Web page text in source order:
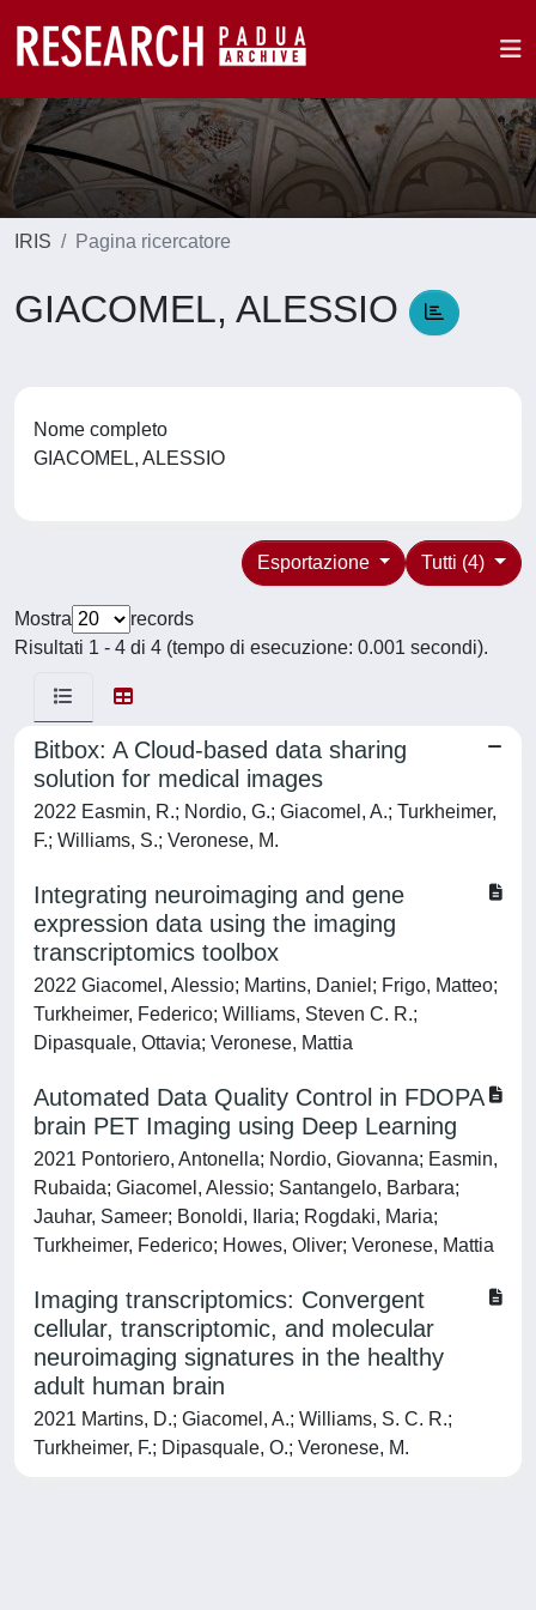
IRIS Pagina ricercatore
GIACOMEL, ALESSIO
Nome completo
GIACOMEL, ALESSIO
Tutti (4)
Esportazione
Mostra
records
Risultati 1 - 4 di 4 (tempo di esecuzione: 0.001 secondi).
Bitbox: A Cloud-based data sharing
solution for medical images
2022 Easmin, R.; Nordio, G.; Giacomel, A.; Turkheimer,
F.; Williams, S.; Veronese, M.
Integrating neuroimaging and gene
expression data using the imaging
transcriptomics toolbox
2022 Giacomel, Alessio; Martins, Daniel; Frigo, Matteo;
Turkheimer, Federico; Williams, Steven C. R.;
Dipasquale, Ottavia; Veronese, Mattia
Automated Data Quality Control in FDOPA
brain PET Imaging using Deep Learning
2021 Pontoriero, Antonella; Nordio, Giovanna; Easmin,
Rubaida; Giacomel, Alessio; Santangelo, Barbara;
Jauhar, Sameer; Bonoldi, Ilaria; Rogdaki, Maria;
Turkheimer, Federico; Howes, Oliver; Veronese, Mattia
Imaging transcriptomics: Convergent
cellular, transcriptomic, and molecular
neuroimaging signatures in the healthy
adult human brain
2021 Martins, D.; Giacomel, A.; Williams, S. C. R.;
Turkheimer, F.; Dipasquale, O.; Veronese, M.